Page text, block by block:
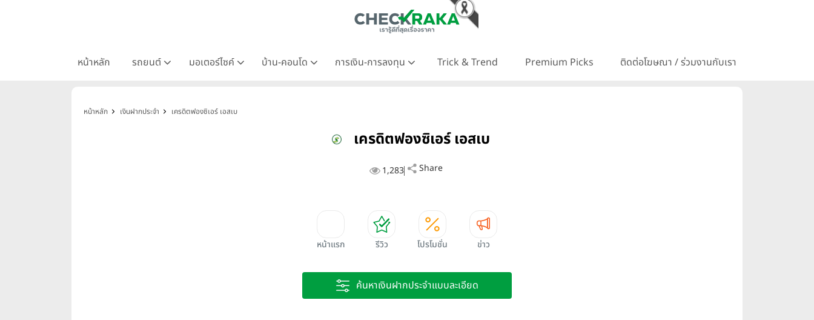
หน้าหลัก รถยนต์ มอเตอร์ไซค์ บ้าน-คอนโด การเงิน-การลงทุน Trick & Trend Premium Picks ติดต่อโฆษณา / ร่วมงานกับเรา
หน้าหลัก เงินฝากประจำ เครดิตฟองซิเอร์ เอสเบ
เครดิตฟองซิเอร์ เอสเบ
1,283 Share
หน้าแรก รีวิว โปรโมชั่น ข่าว
ค้นหาเงินฝากประจำแบบละเอียด